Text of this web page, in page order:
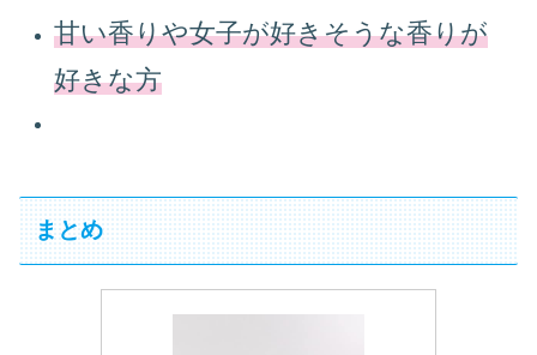
甘い香りや女子が好きそうな香りが
好きな方
まとめ